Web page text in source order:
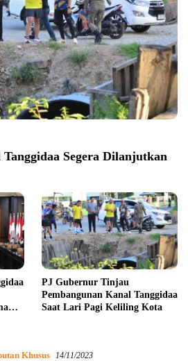
Segera Dilanjutkan
PJ Gubernur Tinjau
Pembangunan Kanal Tanggidaa
Saat Lari Pagi Keliling Kota
Khusus 14/11/2023